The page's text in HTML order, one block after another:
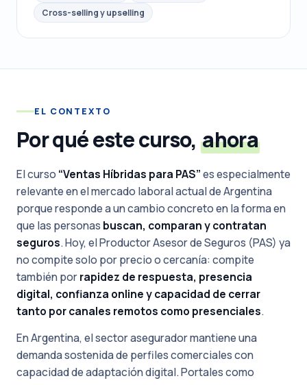
Cross-selling y upselling
EL CONTEXTO
Por qué este curso, ahora
El curso “Ventas Híbridas para PAS”es especialmente
relevante en el mercado laboral actual de Argentina
porque responde a un cambio concreto en la forma en
que las personas buscan, comparan y contratan
seguros. Hoy, el Productor Asesor de Seguros (PAS) ya
no compite solo por precio o cercanía: compite
también porrapidez de respuesta, presencia
digital, confianza online y capacidad de cerrar
tanto por canales remotos como presenciales.
En Argentina, el sector asegurador mantiene una
demanda sostenida de perfiles comerciales con
capacidad de adaptación digital. Portales como